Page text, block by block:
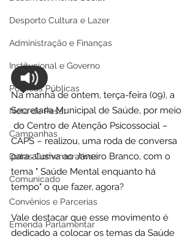
Desporto Cultura e Lazer
Administração e Finanças
Institucional e Governo
Políticas Públicas
Nota de Pesar
Campanhas
Datas Comemorativas
Comunicado
Convênios e Parcerias
Emenda Parlamentar
Na manhã de ontem, terça-feira (09), a
Secretaria Municipal de Saúde, por meio
do Centro de Atenção Psicossocial –
CAPS – realizou, uma roda de conversa
para alusiva ao Janeiro Branco, com o
tema " Saúde Mental enquanto há
tempo" o que fazer, agora?
Vale destacar que esse movimento é
dedicado a colocar os temas da Saúde